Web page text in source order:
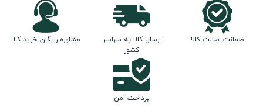
ضمانت اصالت کالا
ارسال کالا به سراسر
کشور
مشاوره رایگان خرید کالا
پرداخت امن